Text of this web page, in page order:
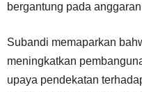
bergantung pada
Subandi memaparkan
meningkatkan
upaya pendekatan